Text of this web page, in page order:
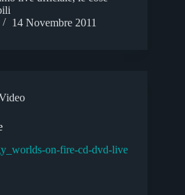
14 Novembre 2011